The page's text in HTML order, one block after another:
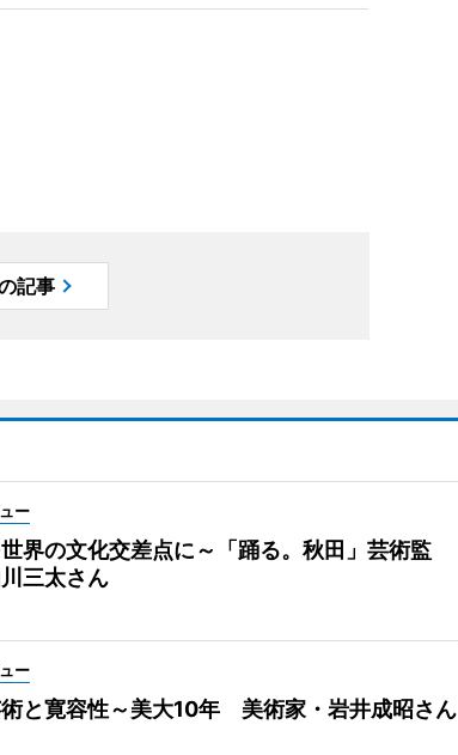
記事
ー
界の文化交差点に～「踊る。秋田」芸術監
三太さん
ー
と寛容性～美大10年 美術家・岩井成昭さん